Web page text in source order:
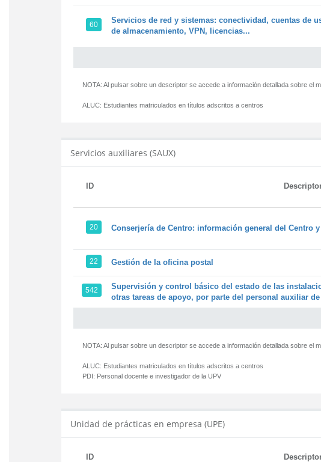
60
Servicios de red y sistemas: conectividad, cuentas de
de almacenamiento, VPN, licencias...
NOTA: Al pulsar sobre un descriptor se accede a información detallada sobre el
ALUC: Estudiantes matriculados en títulos adscritos a centros
Servicios auxiliares (SAUX)
ID
20 Conserjería de Centro: información general del Centro
22 Gestión de la oficina postal
542
Supervisión y control básico del estado de las
otras tareas de apoyo, por parte del personal auxiliar
NOTA: Al pulsar sobre un descriptor se accede a información detallada sobre el
ALUC: Estudiantes matriculados en títulos adscritos a centros
PDI: Personal docente e investigador de la UPV
Unidad de prácticas en empresa (UPE)
ID